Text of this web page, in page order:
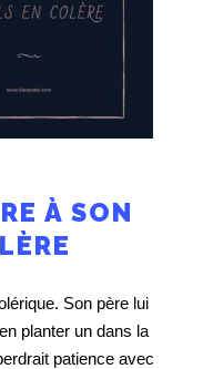
À SON
Son père lui
planter un dans la
patience avec